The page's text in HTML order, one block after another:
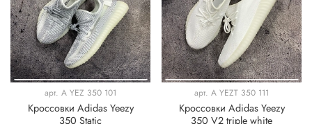
арт. A YEZ 350 101
Кроссовки Adidas Yeezy
350 Static
арт. A YEZT 350 111
Кроссовки Adidas Yeezy
350 V2 triple white